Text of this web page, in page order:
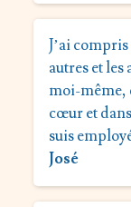
J’ai
autres et
moi-même,
cœur et
suis
José